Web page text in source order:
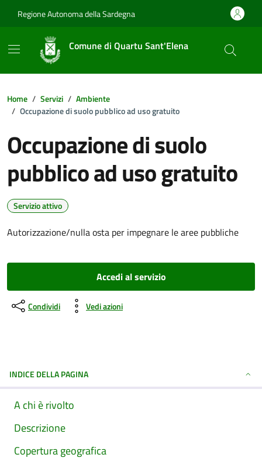
Regione Autonoma della Sardegna
Comune di Quartu Sant'Elena
Home Servizi
Ambiente
Occupazione di suolo pubblico ad uso gratuito
Occupazione di suolo
pubblico ad uso gratuito
Servizio attivo
Autorizzazione/nulla osta per impegnare le aree pubbliche
Accedi al servizio
Condividi Vedi azioni
INDICE DELLA PAGINA
A chi è rivolto
Descrizione
Copertura geografica